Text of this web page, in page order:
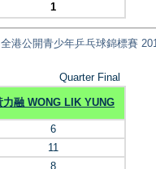
1
港公開青少年乒乓球錦標賽
Quarter Final
力融 WONG LIK YUNG
6
11
8